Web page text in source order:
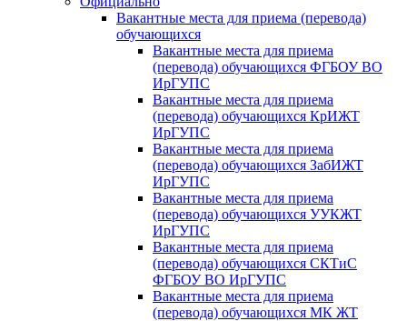
Вакантные места для приема (перевода)
обучающихся
Вакантные места для приема
(перевода) обучающихся ФГБОУ ВО
ИрГУПС
Вакантные места для приема
(перевода) обучающихся КрИЖТ
ИрГУПС
Вакантные места для приема
(перевода) обучающихся ЗабИЖТ
ИрГУПС
Вакантные места для приема
(перевода) обучающихся УУКЖТ
ИрГУПС
Вакантные места для приема
(перевода) обучающихся СКТиС
ФГБОУ ВО ИрГУПС
Вакантные места для приема
(перевода) обучающихся МК ЖТ